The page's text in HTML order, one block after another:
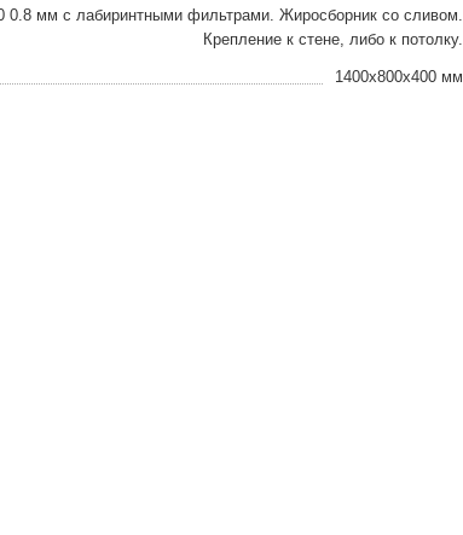
0.8 мм с лабиринтными фильтрами. Жиросборник со сливом.
Крепление к стене, либо к потолку.
1400x800x400 мм